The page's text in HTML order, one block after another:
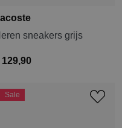
sneakers grijs
129,90
Sale